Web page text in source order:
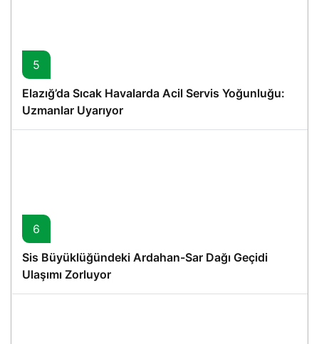
5
Elazığ’da Sıcak Havalarda Acil Servis Yoğunluğu:
Uzmanlar Uyarıyor
6
Sis Büyüklüğündeki Ardahan-Sar Dağı Geçidi
Ulaşımı Zorluyor